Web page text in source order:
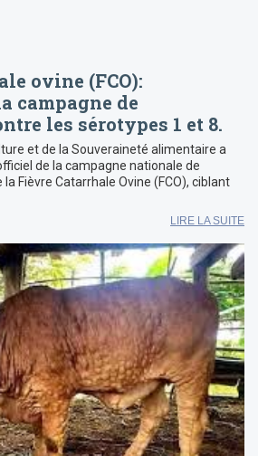
ovine (FCO):
campagne de
les sérotypes 1 et 8.
et de la Souveraineté alimentaire a
de la campagne nationale de
Fièvre Catarrhale Ovine (FCO), ciblant
LIRE LA SUITE